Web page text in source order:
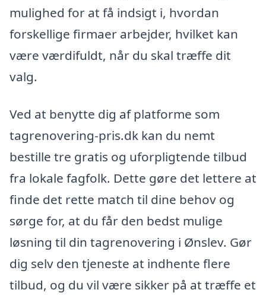
mulighed for at få indsigt i, hvordan
forskellige firmaer arbejder, hvilket kan
være værdifuldt, når du skal træffe dit
valg.
Ved at benytte dig af platforme som
tagrenovering-pris.dk kan du nemt
bestille tre gratis og uforpligtende tilbud
fra lokale fagfolk. Dette gøre det lettere at
finde det rette match til dine behov og
sørge for, at du får den bedst mulige
løsning til din tagrenovering i Ønslev. Gør
dig selv den tjeneste at indhente flere
tilbud, og du vil være sikker på at træffe et